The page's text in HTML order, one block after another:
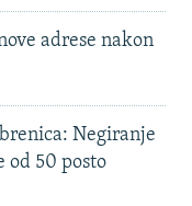
adrese nakon
Negiranje
od 50 posto